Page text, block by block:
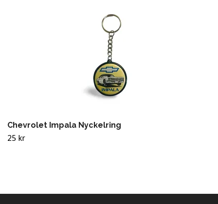
Chevrolet Impala Nyckelring
25 kr